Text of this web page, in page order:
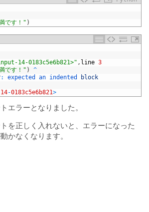
です！" )
14-0183c5e6b821>" , line 3
です！" )
^
: expected an indented block
14-0183c5e6b821>
エラーとなりました。
を正しく入れないと、エラーになった
かなくなります。